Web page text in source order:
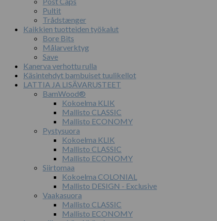
Pultit
Trådstænger
Kaikkien tuotteiden työkalut
Bore Bits
Målarverktyg
Save
Kanerva verhottu rulla
Käsintehdyt bambuiset tuulikellot
LATTIA JA LISÄVARUSTEET
BamWood®
Kokoelma KLIK
Mallisto CLASSIC
Mallisto ECONOMY
Pystysuora
Kokoelma KLIK
Mallisto CLASSIC
Mallisto ECONOMY
Siirtomaa
Kokoelma COLONIAL
Mallisto DESIGN - Exclusive
Vaakasuora
Mallisto CLASSIC
Mallisto ECONOMY